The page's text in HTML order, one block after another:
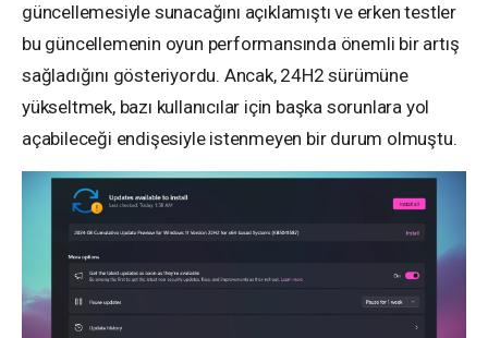
güncellemesiyle sunacağını açıklamıştı ve erken testler
bu güncellemenin oyun performansında önemli bir artış
sağladığını gösteriyordu. Ancak, 24H2 sürümüne
yükseltmek, bazı kullanıcılar için başka sorunlara yol
açabileceği endişesiyle istenmeyen bir durum olmuştu.